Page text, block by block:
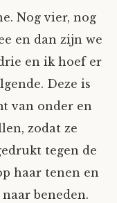
Nog vier, nog
en dan zijn we
en ik hoef er
Deze is
van onder en
zodat ze
tegen de
haar tenen en
beneden.